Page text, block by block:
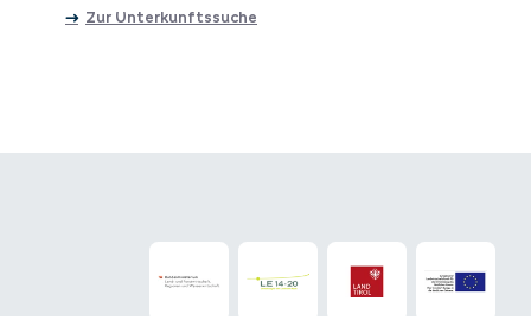
Zur Unterkunftssuche